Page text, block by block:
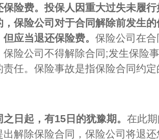
险费。 投保人因重大过失未履
，保险公司对于合同解除前发生
应当退还保险费。 保险公司在
保险公司不得解除合同;发生保险
任。保险事故是指保险合同约定
日起，有15日的犹豫期。 在此
出解除保险合同，保险公司将退